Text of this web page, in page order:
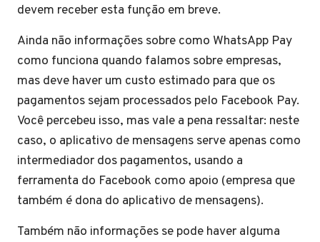
devem receber esta função em breve.
Ainda não informações sobre como WhatsApp Pay
como funciona quando falamos sobre empresas,
mas deve haver um custo estimado para que os
pagamentos sejam processados pelo Facebook Pay.
Você percebeu isso, mas vale a pena ressaltar: neste
caso, o aplicativo de mensagens serve apenas como
intermediador dos pagamentos, usando a
ferramenta do Facebook como apoio (empresa que
também é dona do aplicativo de mensagens).
Também não informações se pode haver alguma